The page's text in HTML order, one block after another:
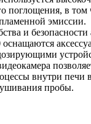
поглощения, в том
эмиссии.
и
внутри печи
пробы.